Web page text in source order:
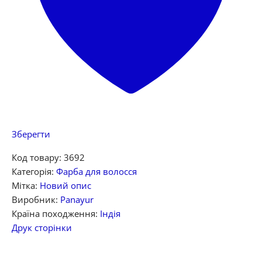
Зберегти
Код товару: 3692
Категорія: Фарба для волосся
Мітка: Новий опис
Виробник: Panayur
Країна походження: Індія
Друк сторінки